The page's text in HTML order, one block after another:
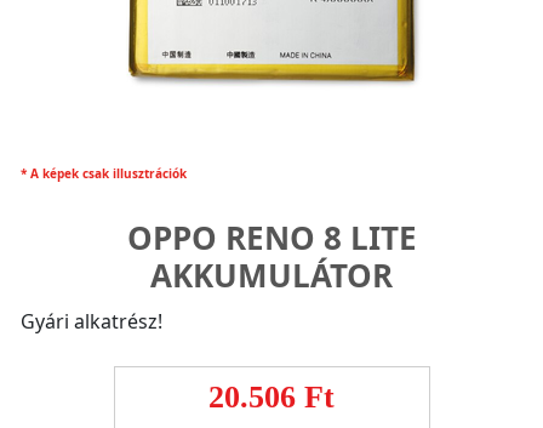
* A képek csak illusztrációk
OPPO RENO 8 LITE
AKKUMULÁTOR
Gyári alkatrész!
20.506 Ft